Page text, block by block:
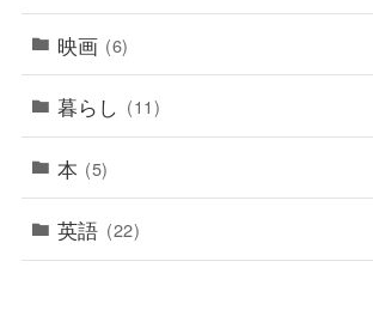
映画 (6)
暮らし (11)
本 (5)
英語 (22)